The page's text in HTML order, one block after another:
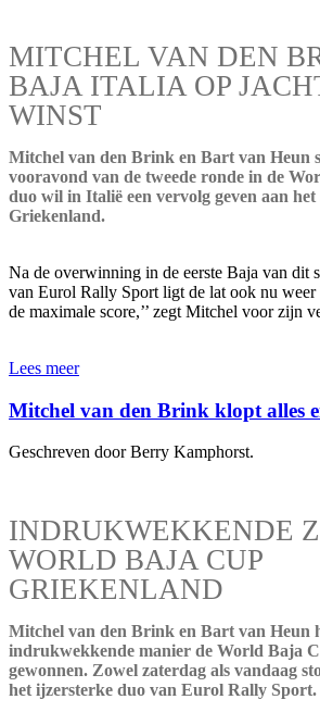
MITCHEL VAN DEN
BAJA ITALIA OP
WINST
Mitchel van den Brink en Bart van Heun
vooravond van de tweede ronde in de
duo wil in Italië een vervolg geven aan
Griekenland.
Na de overwinning in de eerste Baja van dit
van Eurol Rally Sport ligt de lat ook nu weer
de maximale score,’’ zegt Mitchel voor zijn
Lees meer
Mitchel van den Brink klopt alles
Geschreven door Berry Kamphorst.
INDRUKWEKKENDE
WORLD BAJA CUP
GRIEKENLAND
Mitchel van den Brink en Bart van Heun
indrukwekkende manier de World Baja
gewonnen. Zowel zaterdag als vandaag
het ijzersterke duo van Eurol Rally Sport.